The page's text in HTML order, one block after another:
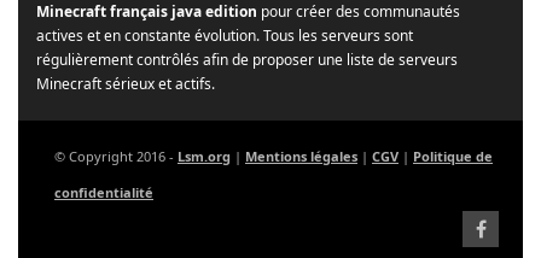
Minecraft français java edition pour créer des communautés
actives et en constante évolution. Tous les serveurs sont
régulièrement contrôlés afin de proposer une liste de serveurs
Minecraft sérieux et actifs.
© Copyright 2016 - Lsm.org | Mentions légales | CGV | Politique de
confidentialité